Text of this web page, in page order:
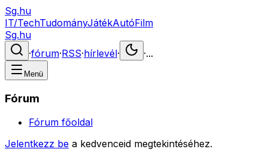
Sg.hu
IT/TechTudományJátékAutóFilm
Sg.hu
·fórum·RSS·hírlevél· ·...
Menü
Fórum
Fórum főoldal
Jelentkezz be a kedvenceid megtekintéséhez.